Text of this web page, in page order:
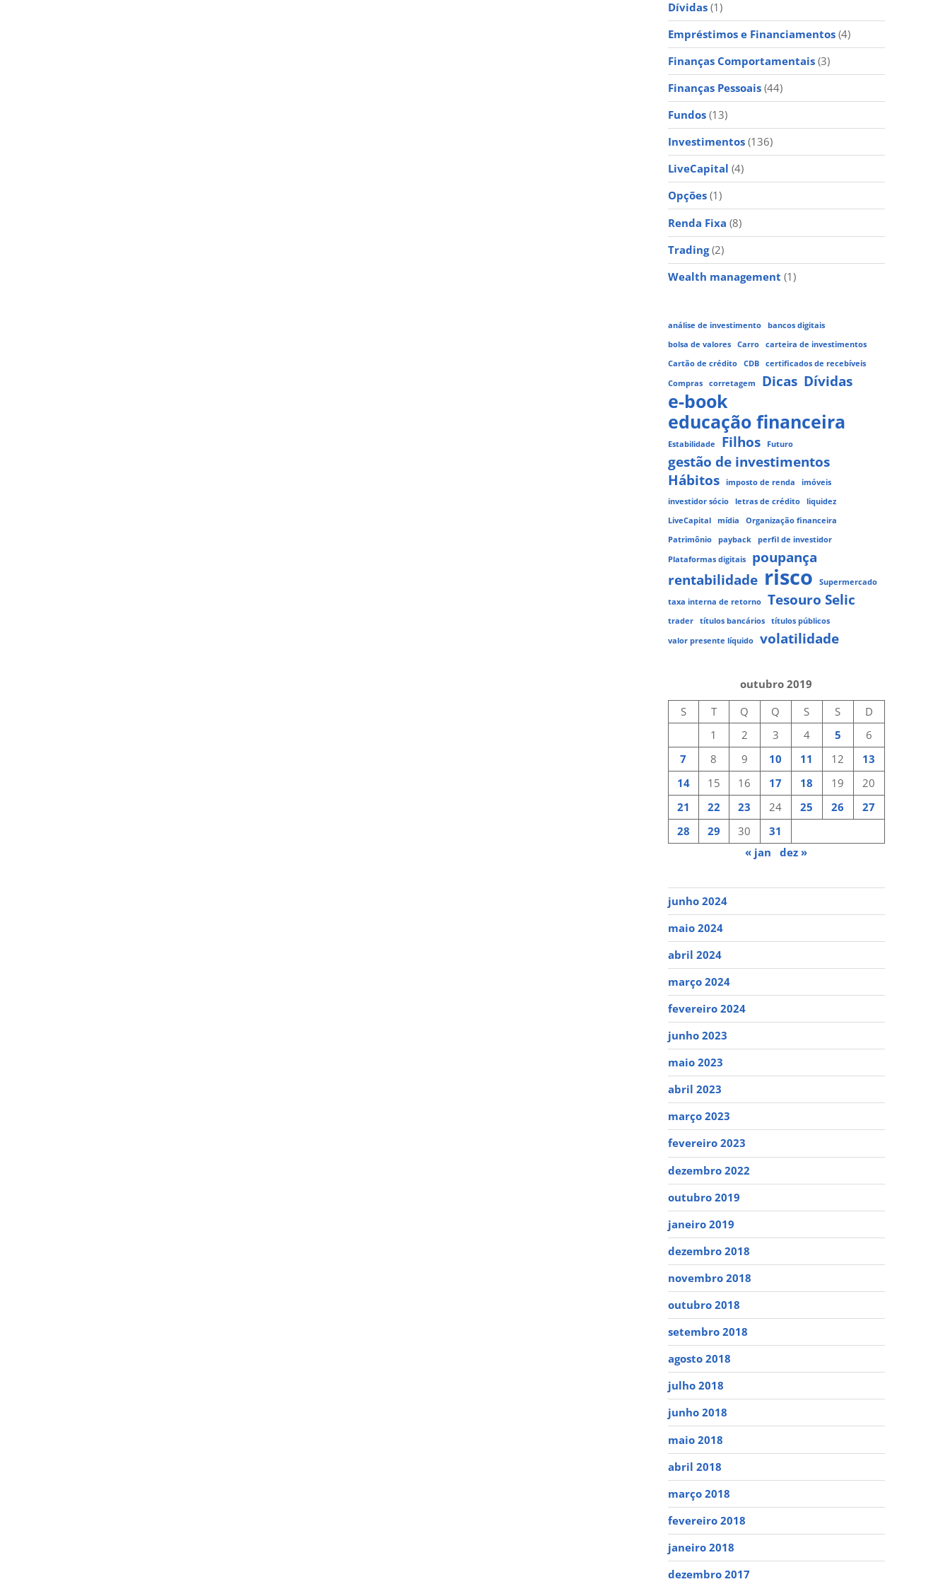
Dívidas(1)
Empréstimos e Financiamentos(4)
Finanças Comportamentais(3)
Finanças Pessoais(44)
Fundos(13)
Investimentos(136)
LiveCapital (4)
Opções(1)
Renda Fixa (8)
Trading(2)
Wealth management (1)
análise de investimento
bancos digitais
bolsa de valores
Carro
carteira de investimentos
Cartão de crédito
CDB
certificados de recebíveis
Compras
corretagem Dicas Dívidas
e-book
educação financeira
Estabilidade Filhos Futuro
gestão de investimentos
Hábitos
imposto de renda
imóveis
investidor sócio
letras de crédito
liquidez
LiveCapital
mídia
Organização financeira
Patrimônio
payback
perfil de investidor
Plataformas digitais
poupança
rentabilidade risco
Supermercado
taxa interna de retorno
Tesouro Selic
trader títulos bancários
títulos públicos
valor presente líquido
volatilidade
outubro 2019
S
T Q Q S S
D
1
2 3 4 5
6
7
8 9 10 11 12
13
14
15 16 17 18 19
20
21
22 23 24 25 26
27
28
29 30
31
« jan
dez »
junho 2024
maio 2024
abril 2024
março 2024
fevereiro 2024
junho 2023
maio 2023
abril 2023
março 2023
fevereiro 2023
dezembro 2022
outubro 2019
janeiro 2019
dezembro 2018
novembro 2018
outubro 2018
setembro 2018
agosto 2018
julho 2018
junho 2018
maio 2018
abril 2018
março 2018
fevereiro 2018
janeiro 2018
dezembro 2017